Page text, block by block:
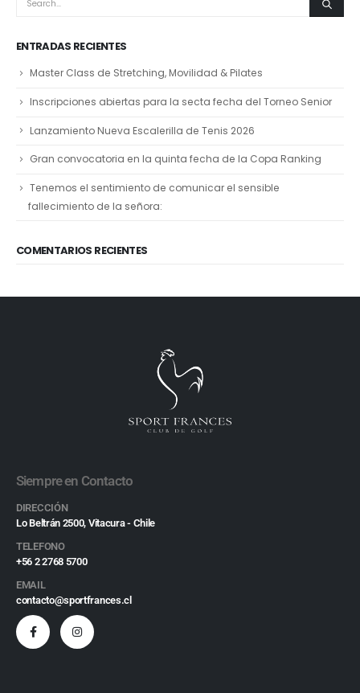
ENTRADAS RECIENTES
Master Class de Stretching, Movilidad & Pilates
Inscripciones abiertas para la secta fecha del Torneo Senior
Lanzamiento Nueva Escalerilla de Tenis 2026
Gran convocatoria en la quinta fecha de la Copa Ranking
Tenemos el sentimiento de comunicar el sensible
fallecimiento de la señora:
COMENTARIOS RECIENTES
Siempre en Contacto
DIRECCIÓN
Lo Beltrán 2500, Vitacura - Chile
TELEFONO
+56 2 2768 5700
EMAIL
contacto@sportfrances.cl